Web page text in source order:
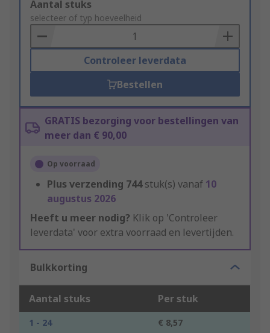
Add
to
Basket
Aantal stuks
selecteer of typ hoeveelheid
Controleer leverdata
Bestellen
GRATIS bezorging voor bestellingen van
meer dan € 90,00
Op voorraad
Plus verzending 744stuk(s) vanaf 10
augustus 2026
Heeft u meer nodig? Klik op 'Controleer
leverdata' voor extra voorraad en levertijden.
Bulkkorting
Aantal stuks Per stuk
1 - 24
€ 8,57